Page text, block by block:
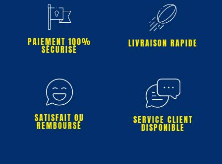
PAIEMENT 100%
SÉCURISÉ
LIVRAISON RAPIDE
SATISFAIT OU
REMBOURSÉ SERVICE CLIENT
DISPONIBLE